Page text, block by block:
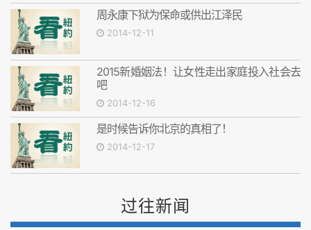
周永康下狱为保命或供出江泽民
2014-12-11
2015新婚姻法！让女性走出家庭投入社会去
吧
2014-12-16
是时候告诉你北京的真相了！
2014-12-17
过往新闻